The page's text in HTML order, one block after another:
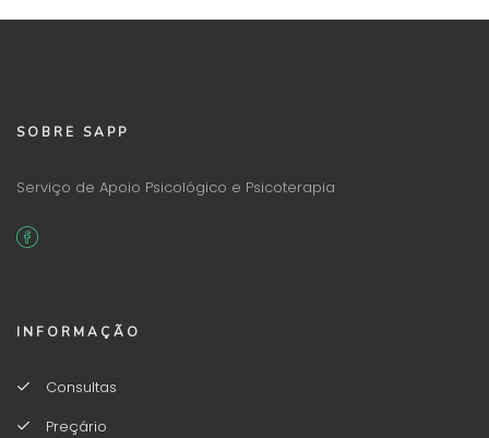
SOBRE SAPP
Serviço de Apoio Psicológico e Psicoterapia
INFORMAÇÃO
Consultas
Preçário